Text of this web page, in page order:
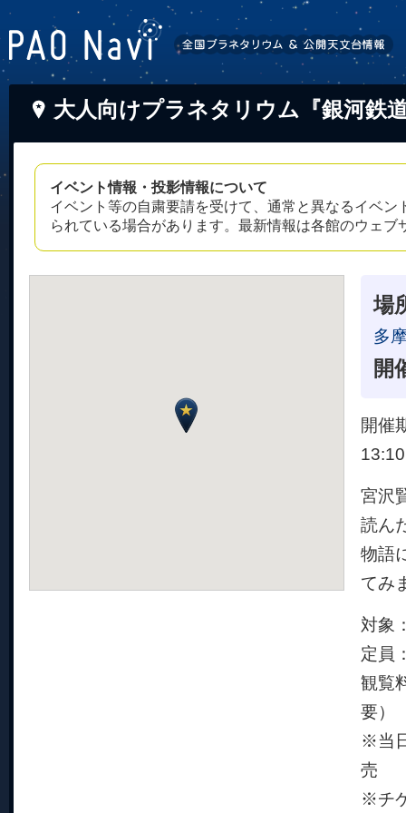
大人向けプラネタリウム『銀河鉄
イベント情報・投影情報について
イベント等の自粛要請を受けて、通常と異なるイベ
られている場合があります。最新情報は各館のウェ
場
多
開
開催
宮沢
読ん
物語
てみ
対象
定員
観覧
要）
※当
売
※チ